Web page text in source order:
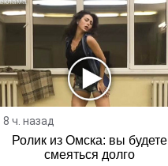
8 ч. назад
Ролик из Омска: вы будете
смеяться долго